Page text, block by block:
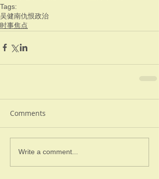
Tags:
吴健南仇恨政治
时事焦点
Comments
Write a comment...